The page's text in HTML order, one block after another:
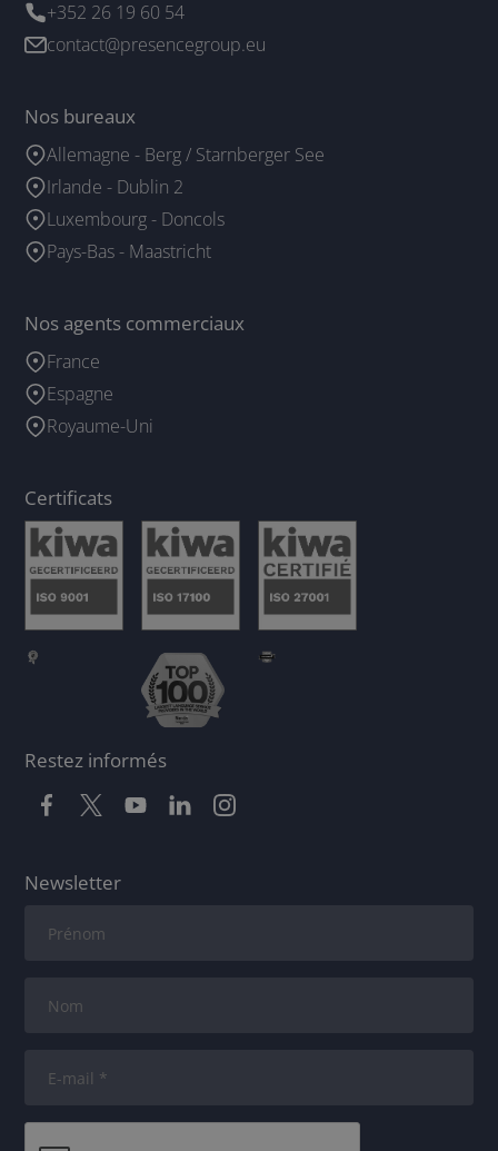
+352 26 19 60 54
contact@presencegroup.eu
Nos bureaux
Allemagne - Berg / Starnberger See
Irlande - Dublin 2
Luxembourg - Doncols
Pays-Bas - Maastricht
Nos agents commerciaux
France
Espagne
Royaume-Uni
Certificats
Restez informés
Newsletter